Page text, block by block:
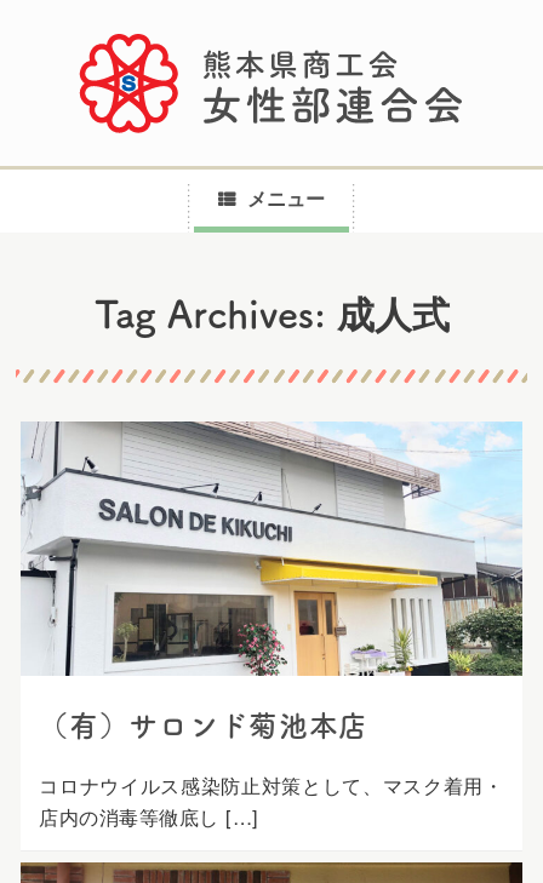
メニュー
ン
キ
ッ
プ
Tag Archives: 成人式
（有）サロンド菊池本店
コロナウイルス感染防止対策として、マスク着用・
店内の消毒等徹底し […]